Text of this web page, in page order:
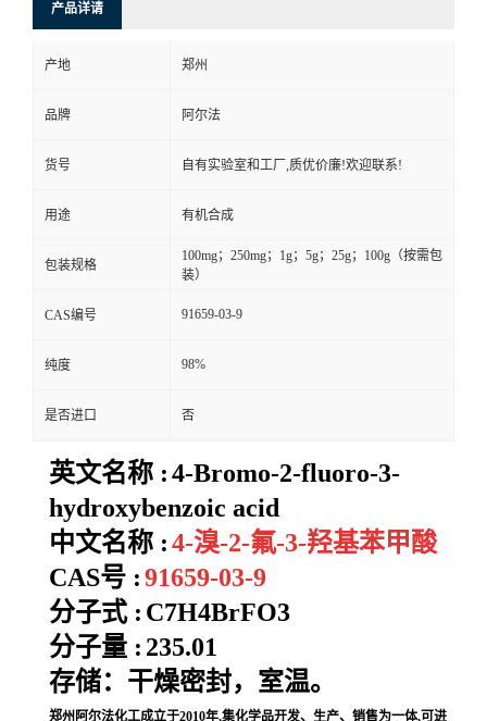
产品详请
产地 郑州
品牌 阿尔法
货号 自有实验室和工厂,质优价廉!欢迎联系!
用途 有机合成
包装规格
100mg；250mg；1g；5g；25g；100g（按需包
装）
CAS编号 91659-03-9
纯度 98%
是否进口 否
英文名称 :4-Bromo-2-fluoro-3-
hydroxybenzoic acid
中文名称 :4-溴-2-氟-3-羟基苯甲酸
CAS号 :91659-03-9
分子式 : C7H4BrFO3
分子量 : 235.01
存储：干燥密封，室温。
郑州阿尔法化工成立于2010年,集化学品开发、生产、销售为一体,可进